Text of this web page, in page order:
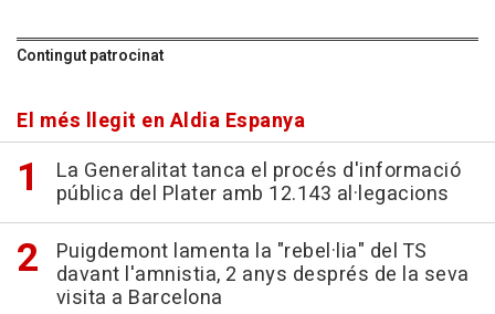
Contingut patrocinat
El més llegit en Aldia Espanya
La Generalitat tanca el procés d'informació
pública del Plater amb 12.143 al·legacions
Puigdemont lamenta la "rebel·lia" del TS
davant l'amnistia, 2 anys després de la seva
visita a Barcelona